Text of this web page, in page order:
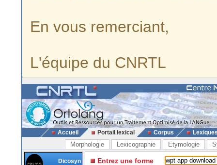
En vous remerciant,
L'équipe du CNRTL
Accueil Portail lexical Corpus
Morphologie Lexicographie Etymologie
Dicosyn
Entrez une forme